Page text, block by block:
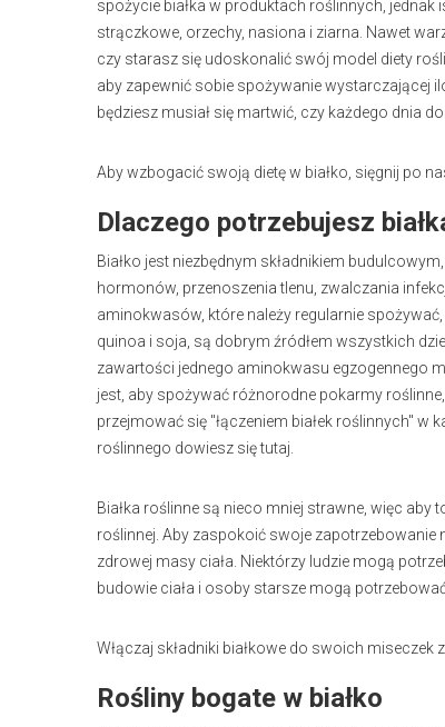
spożycie białka w produktach roślinnych, jednak
strączkowe, orzechy, nasiona i ziarna. Nawet
czy starasz się udoskonalić swój model diety
aby zapewnić sobie spożywanie wystarczającej
będziesz musiał się martwić, czy każdego dnia
Aby wzbogacić swoją dietę w białko, sięgnij po
Dlaczego potrzebujesz
Białko jest niezbędnym składnikiem
hormonów, przenoszenia tlenu, zwalczania
aminokwasów, które należy regularnie
quinoa i soja, są dobrym źródłem wszystkich
zawartości jednego aminokwasu egzogennego
jest, aby spożywać różnorodne pokarmy
przejmować się "łączeniem białek roślinnych" w
roślinnego dowiesz się tutaj.
Białka roślinne są nieco mniej strawne, więc aby
roślinnej. Aby zaspokoić swoje zapotrzebowanie
zdrowej masy ciała. Niektórzy ludzie mogą
budowie ciała i osoby starsze mogą
Włączaj składniki białkowe do swoich miseczek
Rośliny bogate w białko